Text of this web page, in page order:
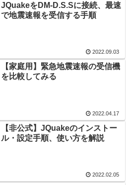
JQuakeをDM-D.S.Sに接続、最速
で地震速報を受信する手順
2022.09.03
【家庭用】緊急地震速報の受信機
を比較してみる
2022.04.17
【非公式】JQuakeのインストー
ル・設定手順、使い方を解説
2022.02.05